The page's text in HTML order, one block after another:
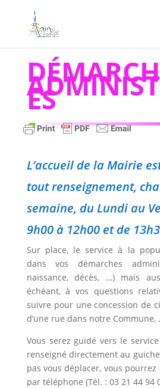
ES
L’accueil de la Mairie
tout renseignement,
semaine, du Lundi au
9h00 à 12h00 et de
Sur place, le service à la
dans vos démarches
naissance, décès, …) mais
échéant, à vos questions
suivre pour une concession de
d’une rue dans notre Commune,
Vous serez guidé vers le
renseigné directement au
pas vous déplacer, vous
par téléphone (Tél. : 03 21 44 94